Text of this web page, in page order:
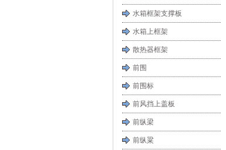
水箱框架支撑板
水箱上框架
散热器框架
前围
前围标
前风挡上盖板
前纵梁
前纵粱